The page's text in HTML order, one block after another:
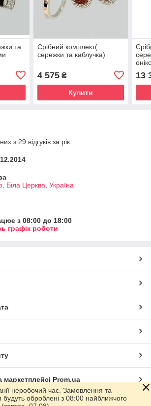
та
Срібний комплект(
сережки та каблучка)
4 575₴
Купити
13
з 29 відгуків за рік
Біла Церква, Україна
з 08:00 до 18:00
графік роботи
маркетплейсі Prom.ua
неробочий час. Замовлення та
будуть оброблені з 08:00 найближчого